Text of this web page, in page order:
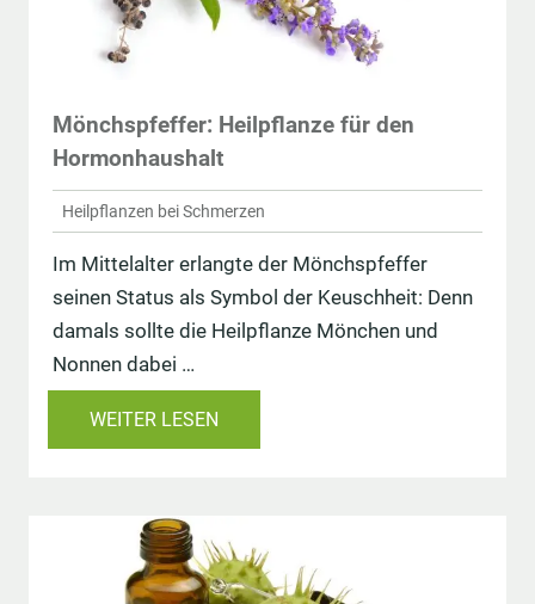
Mönchspfeffer: Heilpflanze für den
Hormonhaushalt
Heilpflanzen bei Schmerzen
Im Mittelalter erlangte der Mönchspfeffer
seinen Status als Symbol der Keuschheit: Denn
damals sollte die Heilpflanze Mönchen und
Nonnen dabei …
WEITER LESEN